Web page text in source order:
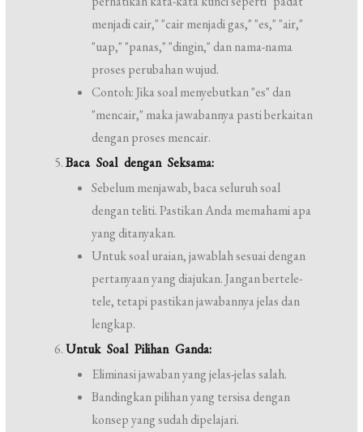
menjadi cair," "cair menjadi gas," "es," "air,"
"uap," "panas," "dingin," dan nama-nama
proses perubahan wujud.
Contoh: Jika soal menyebutkan "es" dan
"mencair," maka jawabannya pasti berkaitan
dengan proses mencair.
Baca Soal dengan Seksama:
Sebelum menjawab, baca seluruh soal
dengan teliti. Pastikan Anda memahami apa
yang ditanyakan.
Untuk soal uraian, jawablah sesuai dengan
pertanyaan yang diajukan. Jangan bertele-
tele, tetapi pastikan jawabannya jelas dan
lengkap.
Untuk Soal Pilihan Ganda:
Eliminasi jawaban yang jelas-jelas salah.
Bandingkan pilihan yang tersisa dengan
konsep yang sudah dipelajari.